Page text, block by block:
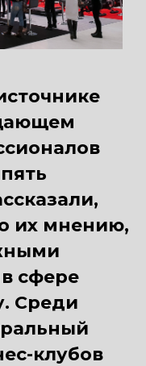
их мнению,
сфере
Среди
клубов